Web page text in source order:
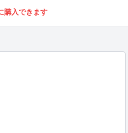
購入できます